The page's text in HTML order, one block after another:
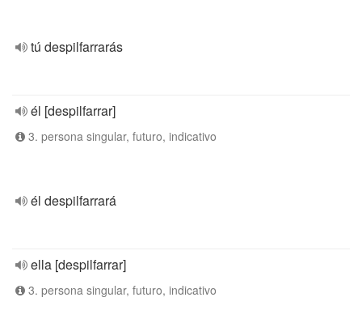
tú despilfarrarás
él [despilfarrar]
3. persona singular, futuro, indicativo
él despilfarrará
ella [despilfarrar]
3. persona singular, futuro, indicativo